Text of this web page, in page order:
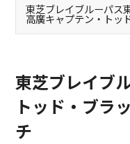
東芝ブレイブルーパス
高廣キャプテン・トッ
東芝ブレイブ
トッド・ブラ
チ